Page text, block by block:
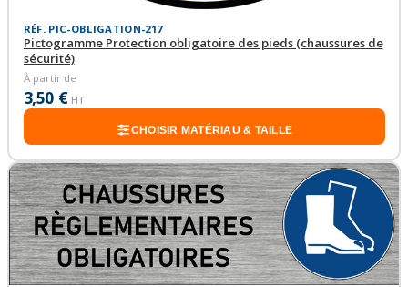
RÉF. PIC-OBLIGATION-217
Pictogramme Protection obligatoire des pieds (chaussures de
sécurité)
À partir de
3,50 € HT
CHOISIR MATÉRIAU & TAILLE